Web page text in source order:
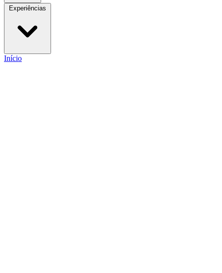
Experiências
Início